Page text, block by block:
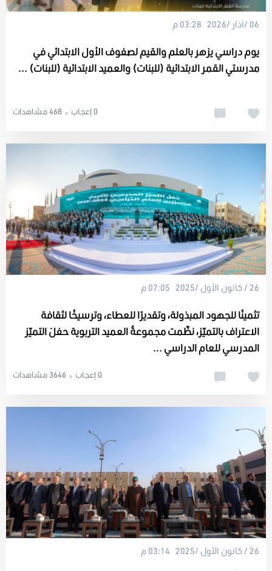
06 /آذار /2026 03:28 م
يوم دراسي يزهر بالعلم والقيم لصفوف الأول الابتدائي في
مدرستي القمر الابتدائية (للبنات) والعميد الابتدائية (للبنات) ...
468 مشاهدات 0 إعجاب
26 / كانون الأول /2025 07:05 م
تثمينًا للجهود المبذولة، وتقديرًا للعطاء، وترسيخًا لثقافة
الاعتراف بالتميّز، نظّمت مجموعةُ العميد التربوية حفلَ التميّز
المدرسي للعام الدراسي ...
3646 مشاهدات 0 إعجاب
26 / كانون الأول /2025 03:14 م